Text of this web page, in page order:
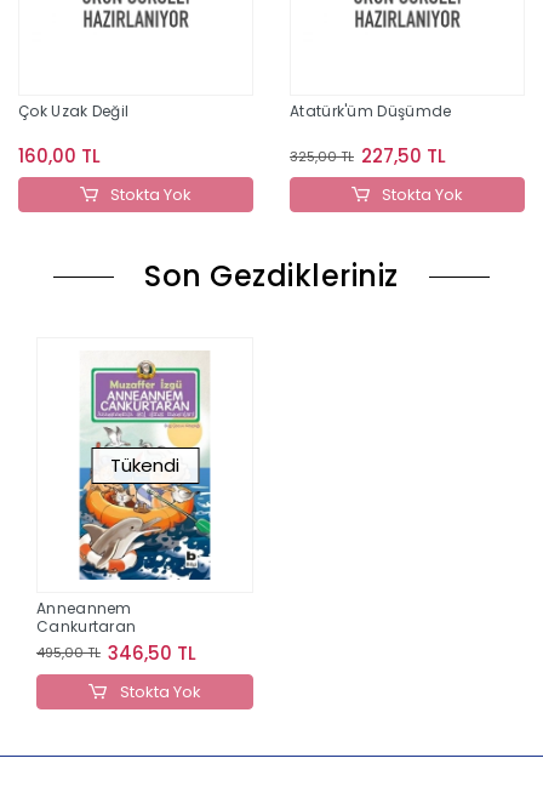
Çok Uzak Değil
160,00 TL
Stokta Yok
Atatürk'üm Düşümde
325,00 TL 227,50 TL
Stokta Yok
Son Gezdikleriniz
Tükendi
Anneannem
Cankurtaran
495,00 TL 346,50 TL
Stokta Yok